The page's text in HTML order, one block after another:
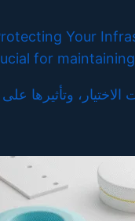
Your
for